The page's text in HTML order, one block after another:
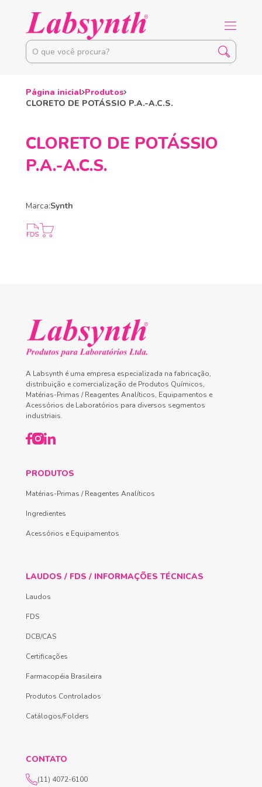
Página inicial Produtos
CLORETO DE POTÁSSIO P.A.-A.C.S.
CLORETO DE POTÁSSIO
P.A.-A.C.S.
Marca:Synth
A Labsynth é uma empresa especializada na fabricação,
distribuição e comercialização de Produtos Químicos,
Matérias-Primas / Reagentes Analíticos, Equipamentos e
Acessórios de Laboratórios para diversos segmentos
industriais.
PRODUTOS
Matérias-Primas / Reagentes Analíticos
Ingredientes
Acessórios e Equipamentos
LAUDOS / FDS / INFORMAÇÕES TÉCNICAS
Laudos
FDS
DCB/CAS
Certificações
Farmacopéia Brasileira
Produtos Controlados
Catálogos/Folders
CONTATO
(11) 4072-6100